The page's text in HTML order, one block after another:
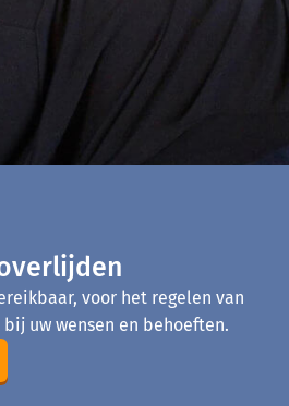
voor het regelen van
uw wensen en behoeften.